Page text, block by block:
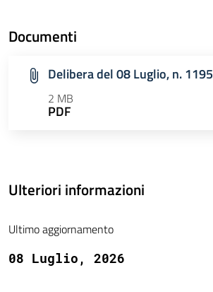
Documenti
Delibera del 08 Luglio, n. 1195
2 MB
PDF
Ulteriori informazioni
Ultimo aggiornamento
08 Luglio, 2026